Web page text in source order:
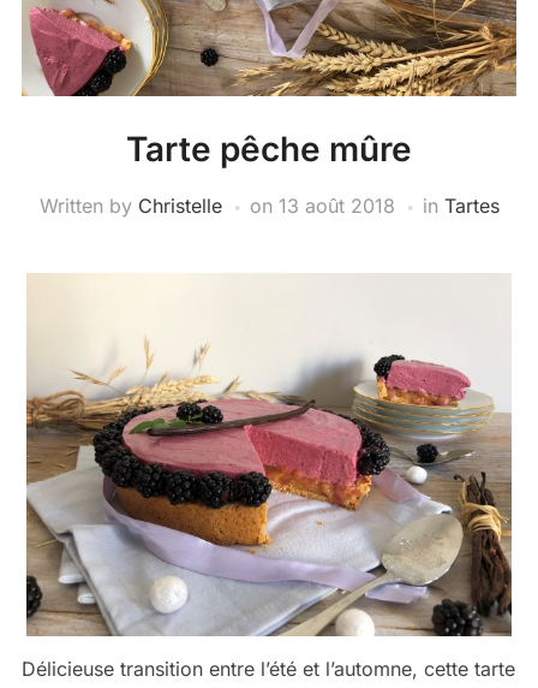
Tarte pêche mûre
Written by Christelle on 13 août 2018 in Tartes
Délicieuse transition entre l’été et l’automne, cette tarte